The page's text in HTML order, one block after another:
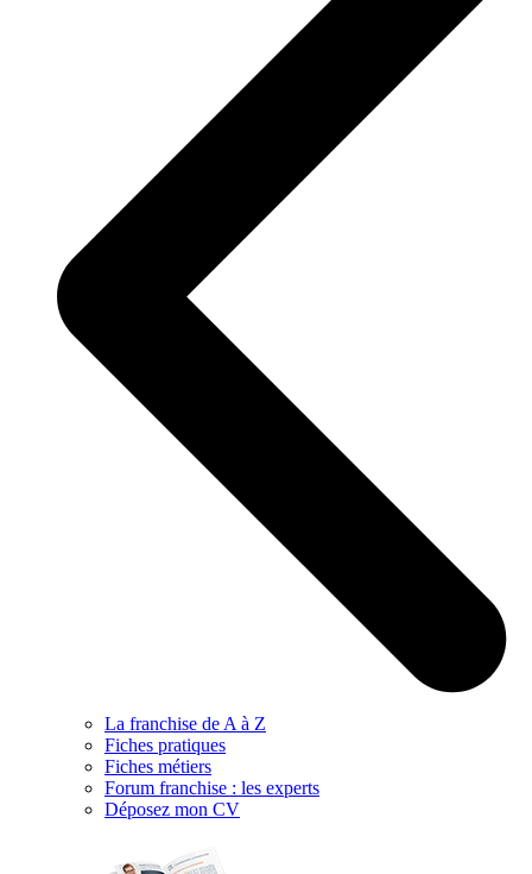
La franchise de A à Z
Fiches pratiques
Fiches métiers
Forum franchise : les experts
Déposez mon CV